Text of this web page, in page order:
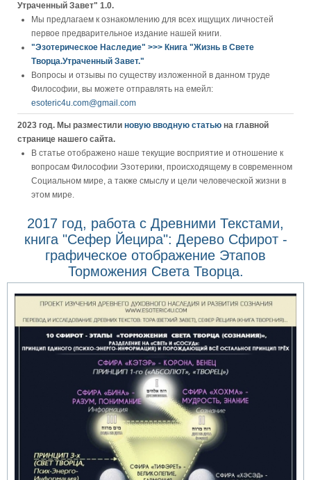
Утраченный Завет" 1.0.
Мы предлагаем к ознакомлению для всех ищущих личностей
первое предварительное издание нашей книги.
"Эзотерическое Наследие" >>> Книга "Жизнь в Свете
Творца.Утраченный Завет."
Вопросы и отзывы по существу изложенной в данном труде
Философии, вы можете отправлять на емейл:
esoteric4u.com@gmail.com
2023 год. Мы разместили новую вводную статью на главной
странице нашего сайта.
В статье отображено наше текущие восприятие и отношение к
вопросам Философии Эзотерики, происходящему в современном
Социальном мире, а также смыслу и цели человеческой жизни в
этом мире.
2017 год, работа с Древними Текстами,
книга "Сефер Йецира": Дерево Сфирот -
графическое отображение Этапов
Торможения Света Творца.